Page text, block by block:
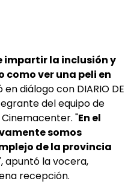
impartir la inclusión y
ver una peli en
en diálogo con DIARIO DE
del equipo de
"En el
somos
de la provincia
apuntó la vocera,
recepción.